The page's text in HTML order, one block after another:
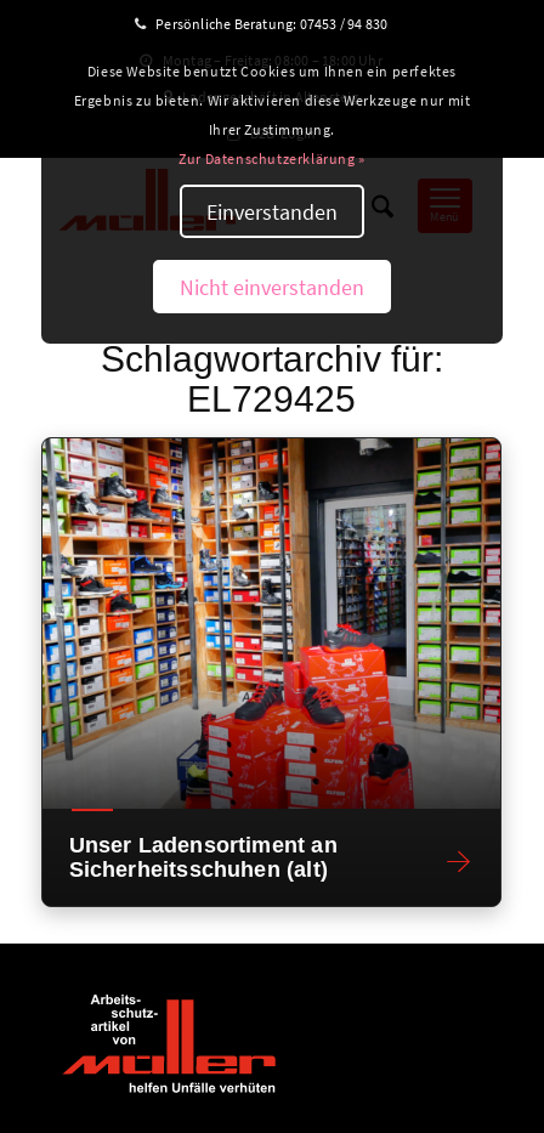
Persönliche Beratung: 07453 / 94 830
Montag – Freitag: 08:00 – 18:00 Uhr
Ladengeschäft in Altensteig
B2B-Login
Menü
Schlagwortarchiv für:
EL729425
Unser Ladensortiment an
Sicherheitsschuhen (alt)
Diese Website benutzt Cookies um Ihnen ein perfektes
Ergebnis zu bieten. Wir aktivieren diese Werkzeuge nur mit
Ihrer Zustimmung.
Zur Datenschutzerklärung »
Einverstanden
Nicht einverstanden